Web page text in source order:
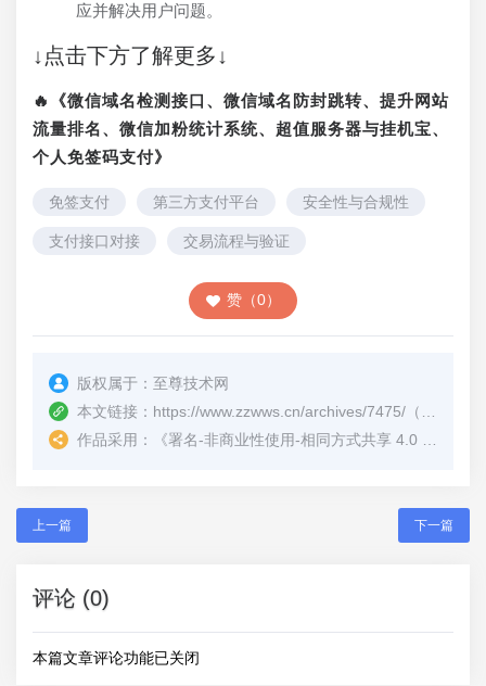
应并解决用户问题。
↓点击下方了解更多↓
🔥《微信域名检测接口、微信域名防封跳转、提升网站
流量排名、微信加粉统计系统、超值服务器与挂机宝、
个人免签码支付》
免签支付 第三方支付平台 安全性与合规性
支付接口对接 交易流程与验证
赞（0）
版权属于： 至尊技术网
本文链接： https://www.zzwws.cn/archives/7475/ （转载时请注明本文出处及文章链接）
作品采用：
《署名-非商业性使用-相同方式共享 4.0 国际 (CC BY-NC-SA 4.0)
上一篇 下一篇
评论 (0)
本篇文章评论功能已关闭